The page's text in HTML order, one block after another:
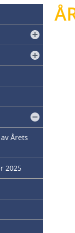
Årets
2025